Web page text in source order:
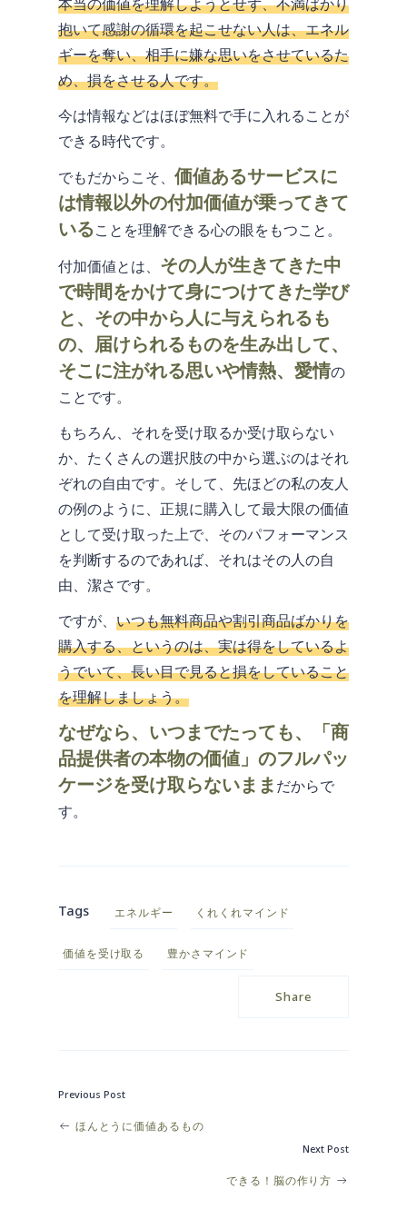
抱いて感謝の循環を起こせない人は、エネル
ギーを奪い、相手に嫌な思いをさせているた
め、損をさせる人です。
今は情報などはほぼ無料で手に入れることが
できる時代です。
でもだからこそ、 価値あるサービスに
は情報以外の付加価値が乗ってきて
いることを理解できる心の眼をもつこと。
付加価値とは、 その人が生きてきた中
で時間をかけて身につけてきた学び
と、その中から人に与えられるも
の、届けられるものを生み出して、
そこに注がれる思いや情熱、愛情の
ことです。
もちろん、それを受け取るか受け取らない
か、たくさんの選択肢の中から選ぶのはそれ
ぞれの自由です。そして、先ほどの私の友人
の例のように、正規に購入して最大限の価値
として受け取った上で、そのパフォーマンス
を判断するのであれば、それはその人の自
由、潔さです。
ですが、 いつも無料商品や割引商品ばかりを
購入する、というのは、実は得をしているよ
うでいて、長い目で見ると損をしていること
を理解しましょう。
なぜなら、いつまでたっても、「商
品提供者の本物の価値」のフルパッ
ケージを受け取らないままだからで
す。
Tags エネルギー くれくれマインド
価値を受け取る 豊かさマインド
Share
Post
Previous Post
ほんとうに価値あるもの
Next Post
できる！脳の作り方